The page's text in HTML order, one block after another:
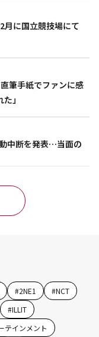
月に国立競技場にて
筆手紙でファンに感
」
中断を発表…当面の
#2NE1 #NCT
#ILLIT
テインメント